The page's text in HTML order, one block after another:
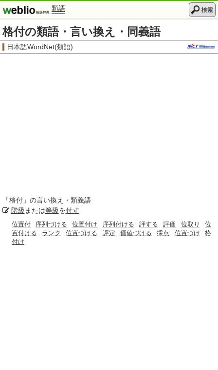
類語 検索
格付の類語・言い換え・同義語
日本語WordNet(類語)
「格付 」の言い換え・類義語
階級 または等級を付す
位置付 序列づける 位置付け 序列付ける 評する 評価 位取り
位
置付ける
ランク 位置づける 評定 価値づける 採点 位置づけ
格
付け